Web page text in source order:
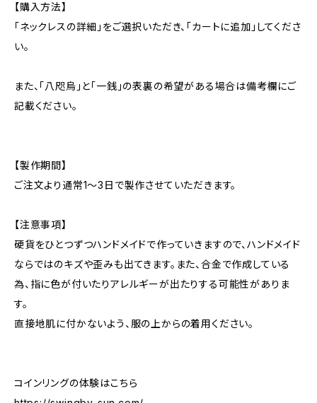
【購入方法】
「ネックレスの詳細」をご選択いただき、「カートに追加」してくださ
い。
また、「八咫烏」と「一銭」の表裏の希望がある場合は備考欄にご
記載ください。
【製作期間】
ご注文より通常1〜3日で製作させていただきます。
【注意事項】
硬貨をひとつずつハンドメイドで作っていきますので、ハンドメイド
ならではのキズや歪みも出てきます。また、合金で作成している
為、指に色が付いたりアレルギーが出たりする可能性がありま
す。
直接地肌に付かないよう、服の上からの着用ください。
コインリングの体験はこちら